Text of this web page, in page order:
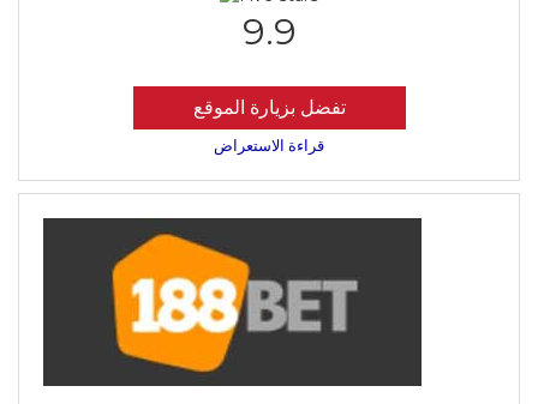
9.9
تفضل بزيارة الموقع
قراءة الاستعراض